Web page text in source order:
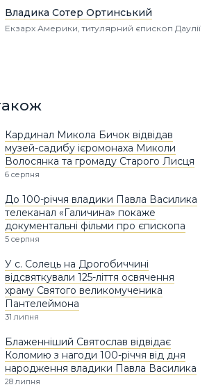
Владика Сотер Ортинський
Екзарх Америки, титулярний єпископ Даулії
Кардинал Микола Бичок відвідав
музей-садибу ієромонаха Миколи
Волосянка та громаду Старого Лисця
6 серпня
До 100-річчя владики Павла Василика
телеканал «Галичина» покаже
документальні фільми про єпископа
5 серпня
У с. Солець на Дрогобиччині
відсвяткували 125-ліття освячення
храму Святого великомученика
Пантелеймона
31 липня
Блаженніший Святослав відвідає
Коломию з нагоди 100-річчя від дня
народження владики Павла Василика
28 липня